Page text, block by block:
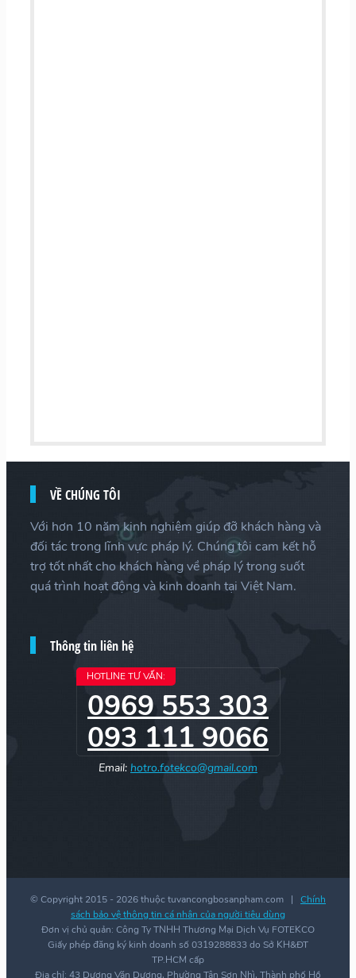
VỀ CHÚNG TÔI
Với hơn 10 năm kinh nghiệm giúp đỡ khách hàng và
đối tác trong lĩnh vực pháp lý. Chúng tôi cam kết hỗ
trợ tốt nhất cho khách hàng về pháp lý trong suốt
quá trình hoạt động và kinh doanh tại Việt Nam.
Thông tin liên hệ
HOTLINE TƯ VẤN:
0969 553 303
093 111 9066
Email: hotro.fotekco@gmail.com
© Copyright 2015 - 2026 thuộc tuvancongbosanpham.com | Chính
sách bảo vệ thông tin cá nhân của người tiêu dùng
Đơn vị chủ quản: Công Ty TNHH Thương Mại Dịch Vụ FOTEKCO
Giấy phép đăng ký kinh doanh số 0319288833 do Sở KH&ĐT
TP.HCM cấp
Địa chỉ: 43 Dương Văn Dương, Phường Tân Sơn Nhì, Thành phố Hồ